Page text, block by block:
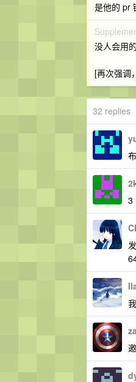
是他的 pr
没人会用
[再次强调
32 replies
3